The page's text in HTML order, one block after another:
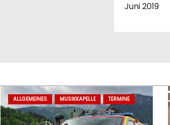
Juni 2019
ALLGEMEINES MUSIKKAPELLE TERMINE